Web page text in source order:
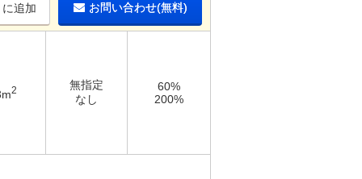
追加 お問い合わせ(無料)
2
無指定
なし
60%
200%